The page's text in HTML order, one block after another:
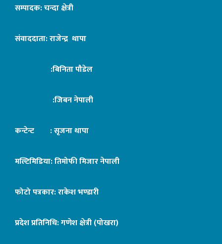
सम्पादक: चन्दा क्षेत्री
संवाददाता: राजेन्द्र थापा
:बिनिता पौडेल
:जिबन नेपाली
कन्टेन्ट : सृजना थापा
मल्टिमिडिया: तिमोफी मिजार नेपाली
फोटो पत्रकार: राकेश भण्डारी
प्रदेश प्रतिनिधि: गणेश क्षेत्री (पोखरा)